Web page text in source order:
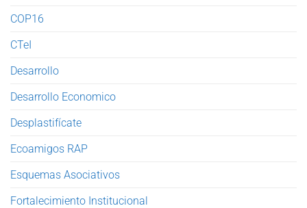
COP16
CTeI
Desarrollo
Desarrollo Economico
Desplastifícate
Ecoamigos RAP
Esquemas Asociativos
Fortalecimiento Institucional